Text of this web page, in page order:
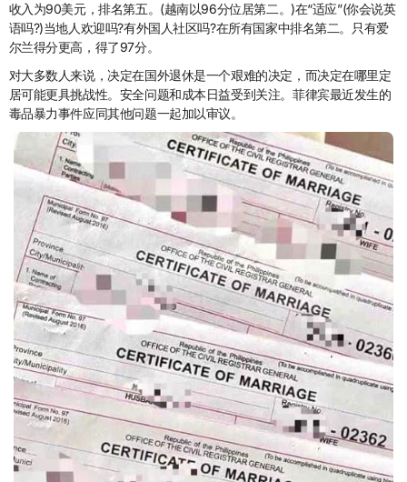
收入为90美元，排名第五。(越南以96分位居第二。)在“适应”(你会说英
语吗?)当地人欢迎吗?有外国人社区吗?在所有国家中排名第二。只有爱
尔兰得分更高，得了97分。
对大多数人来说，决定在国外退休是一个艰难的决定，而决定在哪里定
居可能更具挑战性。安全问题和成本日益受到关注。菲律宾最近发生的
毒品暴力事件应同其他问题一起加以审议。